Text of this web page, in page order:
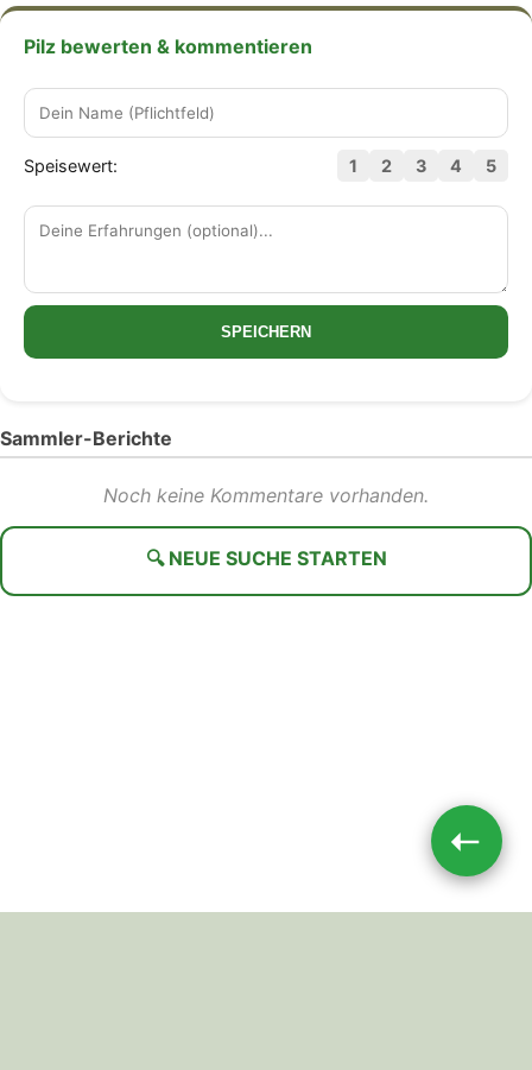
Pilz bewerten & kommentieren
Speisewert: 1 2 3 4 5
SPEICHERN
Sammler-Berichte
Noch keine Kommentare vorhanden.
🔍 NEUE SUCHE STARTEN
➝